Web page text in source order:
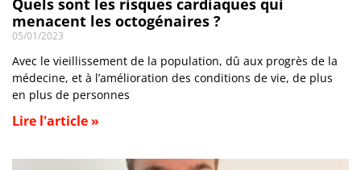
Quels sont les risques cardiaques qui
menacent les octogénaires ?
05/01/2023
Avec le vieillissement de la population, dû aux progrès de la
médecine, et à l’amélioration des conditions de vie, de plus
en plus de personnes
Lire l'article »